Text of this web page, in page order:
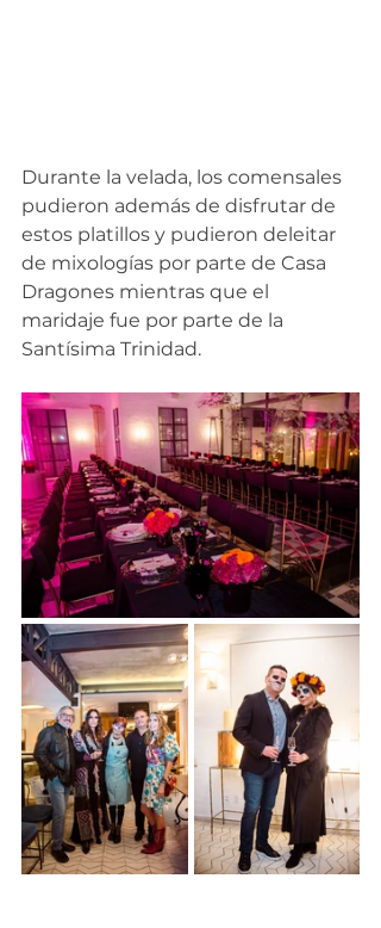
Durante la velada, los comensales
pudieron además de disfrutar de
estos platillos y pudieron deleitar
de mixologías por parte de Casa
Dragones mientras que el
maridaje fue por parte de la
Santísima Trinidad.